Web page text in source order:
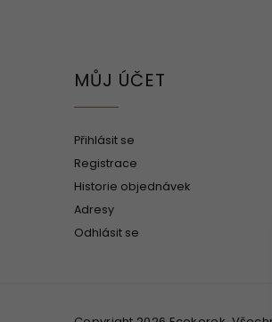
MŮJ ÚČET
Přihlásit se
Registrace
Historie objednávek
Adresy
Odhlásit se